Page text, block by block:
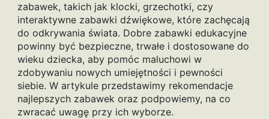
zabawek, takich jak klocki, grzechotki, czy
interaktywne zabawki dźwiękowe, które zachęcają
do odkrywania świata. Dobre zabawki edukacyjne
powinny być bezpieczne, trwałe i dostosowane do
wieku dziecka, aby pomóc maluchowi w
zdobywaniu nowych umiejętności i pewności
siebie. W artykule przedstawimy rekomendacje
najlepszych zabawek oraz podpowiemy, na co
zwracać uwagę przy ich wyborze.